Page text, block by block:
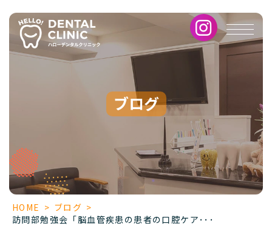
訪
問
部
管
患
の
患
者
の
ブログ
HOME > ブログ >
訪問部勉強会「脳血管疾患の患者の口腔ケア･･･